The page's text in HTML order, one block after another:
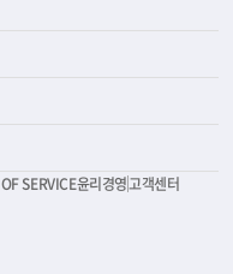
SERVICE윤리경영고객센터